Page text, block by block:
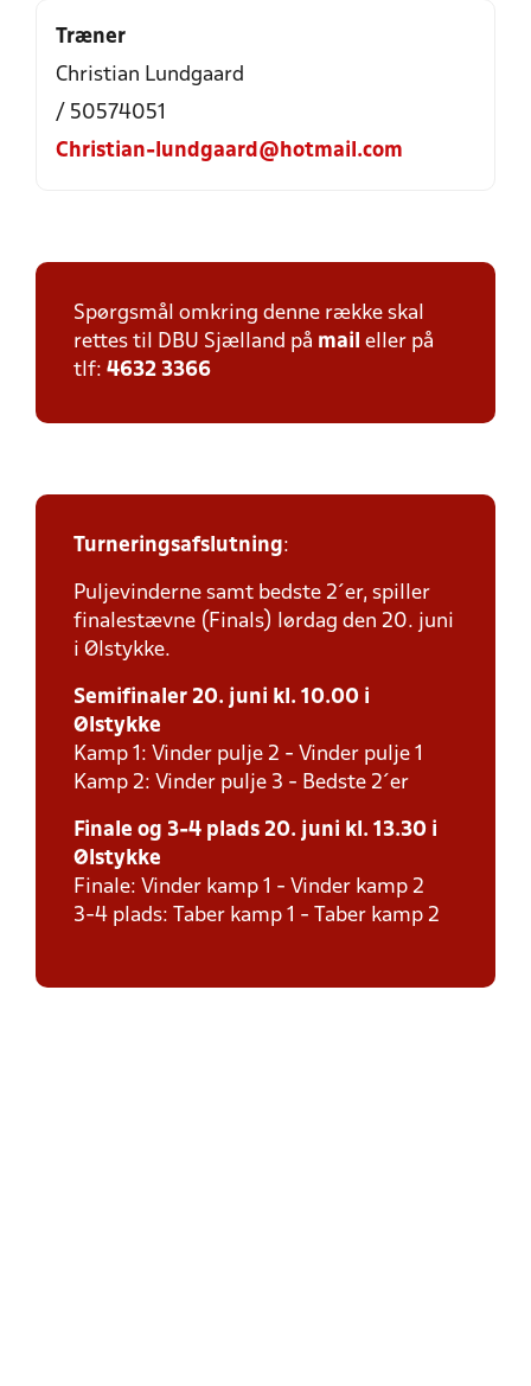
Træner
Christian Lundgaard
/ 50574051
Christian-lundgaard@hotmail.com
Spørgsmål omkring denne række skal
rettes til DBU Sjælland på mail eller på
tlf: 4632 3366
Turneringsafslutning:
Puljevinderne samt bedste 2´er, spiller
finalestævne (Finals) lørdag den 20. juni
i Ølstykke.
Semifinaler 20. juni kl. 10.00 i
Ølstykke
Kamp 1: Vinder pulje 2 - Vinder pulje 1
Kamp 2: Vinder pulje 3 - Bedste 2´er
Finale og 3-4 plads 20. juni kl. 13.30 i
Ølstykke
Finale: Vinder kamp 1 - Vinder kamp 2
3-4 plads: Taber kamp 1 - Taber kamp 2